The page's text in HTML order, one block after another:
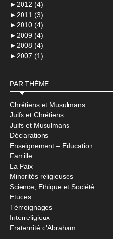
► 2012 (4)
► 2011 (3)
► 2010 (4)
► 2009 (4)
► 2008 (4)
► 2007 (1)
PAR THÈME
Chrétiens et Musulmans
Juifs et Chrétiens
Juifs et Musulmans
Déclarations
Enseignement – Education
Famille
La Paix
Minorités religieuses
Science, Ethique et Société
Etudes
Témoignages
Interreligieux
Fraternité d'Abraham